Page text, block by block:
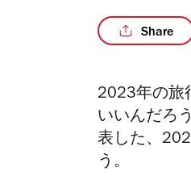
Share
2023年の旅
いいんだろ
表した、
う。